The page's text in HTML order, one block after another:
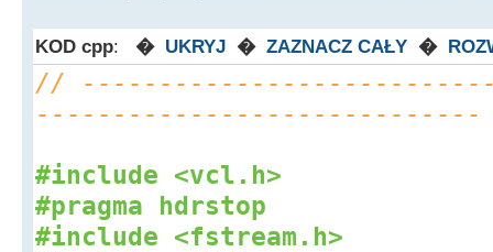
KOD cpp: � UKRYJ � ZAZNACZ CAŁY �
//
-----------------------------
#include <vcl.h>
#pragma hdrstop
#include <fstream.h>